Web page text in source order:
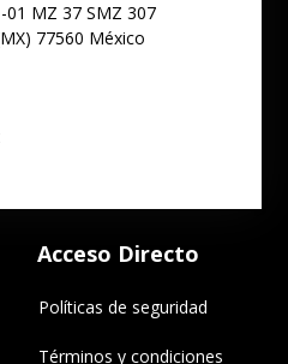
01 MZ 37 SMZ 307
77560 México
Acceso Directo
Políticas de seguridad
Términos y condiciones